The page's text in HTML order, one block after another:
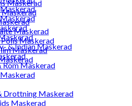
Maskerad
Maskerad
Maskerad
Maskerad
Maskerad
& Indian Maskerad
Rom Maskerad
Drottning Maskerad
Maskerad